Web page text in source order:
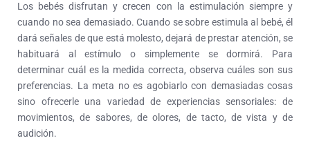
Los bebés disfrutan y crecen con la estimulación siempre y
cuando no sea demasiado. Cuando se sobre estimula al bebé, él
dará señales de que está molesto, dejará de prestar atención, se
habituará al estímulo o simplemente se dormirá. Para
determinar cuál es la medida correcta, observa cuáles son sus
preferencias. La meta no es agobiarlo con demasiadas cosas
sino ofrecerle una variedad de experiencias sensoriales: de
movimientos, de sabores, de olores, de tacto, de vista y de
audición.